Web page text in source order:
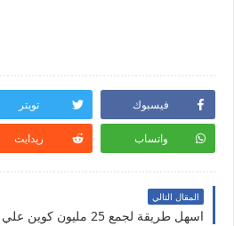
فيسبوك تويتر
واتساب ريدايت
المقال التالي